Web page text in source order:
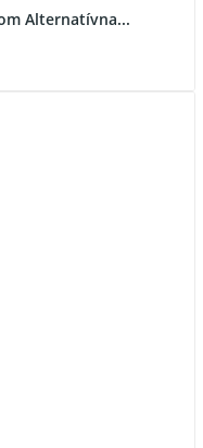
Alternatívna...